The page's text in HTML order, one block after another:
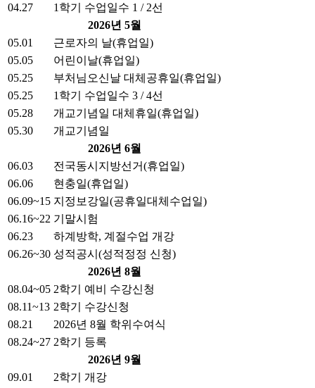
04.27
1학기 수업일수 1 / 2선
2026년 5월
05.01
근로자의 날(휴업일)
05.05
어린이날(휴업일)
05.25
부처님오신날 대체공휴일(휴업일)
05.25
1학기 수업일수 3 / 4선
05.28
개교기념일 대체휴일(휴업일)
05.30
개교기념일
2026년 6월
06.03
전국동시지방선거(휴업일)
06.06
현충일(휴업일)
06.09~15 지정보강일(공휴일대체수업일)
06.16~22 기말시험
06.23
하계방학, 계절수업 개강
06.26~30 성적공시(성적정정 신청)
2026년 8월
08.04~05 2학기 예비 수강신청
08.11~13 2학기 수강신청
08.21
2026년 8월 학위수여식
08.24~27 2학기 등록
2026년 9월
09.01
2학기 개강